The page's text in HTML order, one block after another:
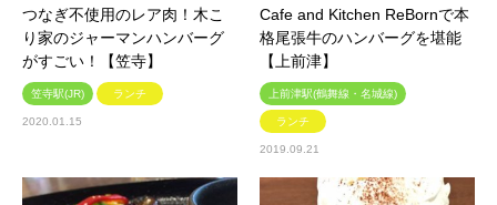
つなぎ不使用のレア肉！木こ
り家のジャーマンハンバーグ
がすごい！【笠寺】
笠寺駅(JR) ランチ
2020.01.15
Cafe and Kitchen ReBornで本
格尾張牛のハンバーグを堪能
【上前津】
上前津駅(鶴舞線・名城線)
ランチ
2019.09.21